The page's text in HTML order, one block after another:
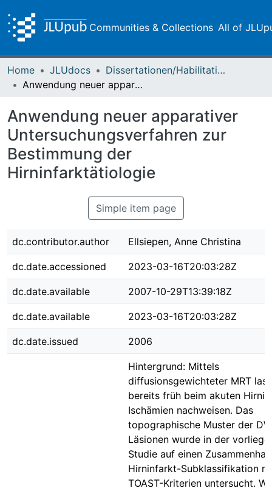
Communities & Collections All of
Home JLUdocs
Dissertationen/Habilitationen
Anwendung neuer apparativer Untersuchungsverfahren zur Bestimmung der Hirninfarktätiologie
Anwendung neuer apparativer
Untersuchungsverfahren zur
Bestimmung der
Hirninfarktätiologie
Simple item page
dc.contributor.author Ellsiepen, Anne Christina
dc.date.accessioned 2023-03-16T20:03:28Z
dc.date.available 2007-10-29T13:39:18Z
dc.date.available 2023-03-16T20:03:28Z
dc.date.issued 2006
Hintergrund: Mittels
diffusionsgewichteter MRT
bereits früh beim akuten
Ischämien nachweisen. Das
topographische Muster der
Läsionen wurde in der
Studie auf einen
Hirninfarkt-Subklassifikation
TOAST-Kriterien untersucht.